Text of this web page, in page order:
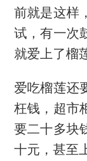
前就是这样
试，有一次
就爱上了榴
爱吃榴莲还
枉钱，超市
要二十多块
十元，甚至